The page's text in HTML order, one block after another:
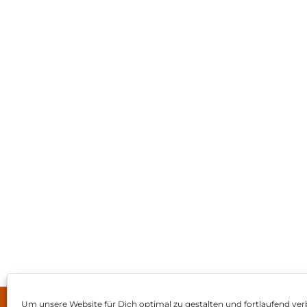
Um unsere Website für Dich optimal zu gestalten und fortlaufend